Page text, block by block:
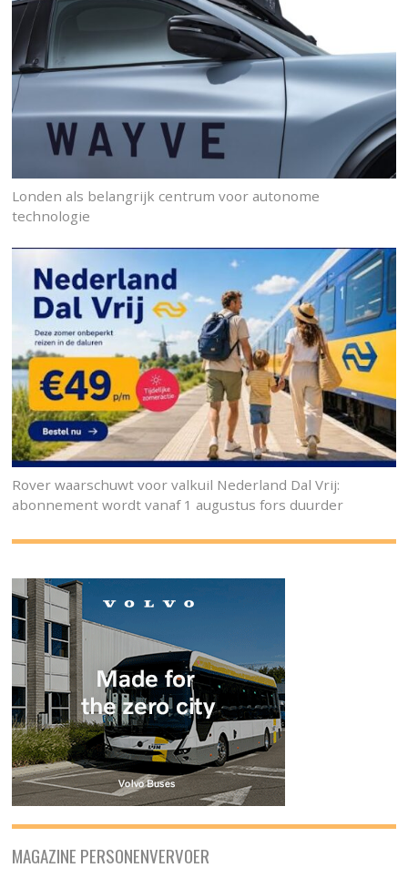
Londen als belangrijk centrum voor autonome
technologie
Rover waarschuwt voor valkuil Nederland Dal Vrij:
abonnement wordt vanaf 1 augustus fors duurder
MAGAZINE PERSONENVERVOER